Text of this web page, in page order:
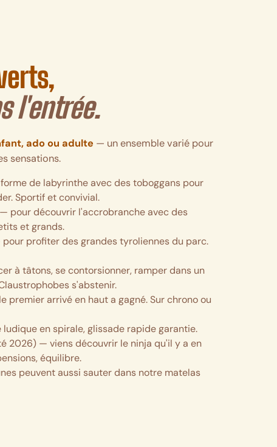
l'entrée.
ado ou adulte — un ensemble varié pour
sensations.
de labyrinthe avec des toboggans pour
Sportif et convivial.
— pour découvrir l'accrobranche avec des
et grands.
profiter des grandes tyroliennes du parc.
à tâtons, se contorsionner, ramper dans un
s'abstenir.
premier arrivé en haut a gagné. Sur chrono ou
en spirale, glissade rapide garantie.
2026) — viens découvrir le ninja qu'il y a en
équilibre.
peuvent aussi sauter dans notre matelas